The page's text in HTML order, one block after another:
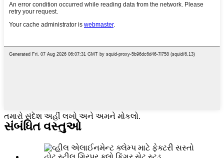
તમારો સંદેશ અહીં લખો અને અમને મોકલો.
સંબંધિત વસ્તુઓ